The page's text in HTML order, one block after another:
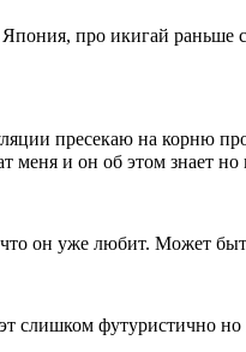
про икигай раньше
пресекаю на корню
меня и он об этом знает
что он уже любит. Может
слишком футуристично